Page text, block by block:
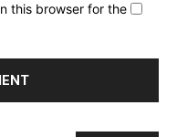
this browser for the